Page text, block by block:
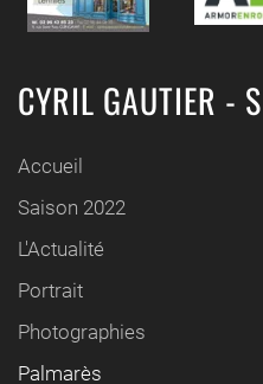
CYRIL GAUTIER -
Accueil
Saison 2022
L'Actualité
Portrait
Photographies
Palmarès